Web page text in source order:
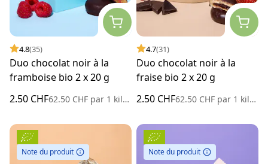
4.8(35)
Duo chocolat noir à la
framboise bio 2 x 20 g
2.50 CHF62.50 CHF par 1 kilogramme
4.7(31)
Duo chocolat noir à la
fraise bio 2 x 20 g
2.50 CHF62.50 CHF par 1 kilogramme
Note du produit Note du produit